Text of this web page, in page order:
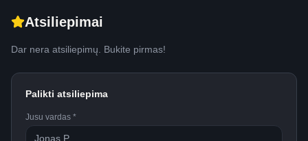
Atsiliepimai
Dar nera atsiliepimų. Bukite pirmas!
Palikti atsiliepima
Jusu vardas *